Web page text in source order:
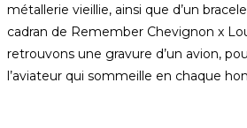
métallerie vieillie, ainsi que d’un
cadran de Remember Chevignon x
retrouvons une gravure d’un avion,
l’aviateur qui sommeille en chaque